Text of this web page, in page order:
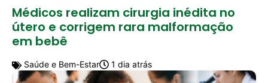
Médicos realizam cirurgia inédita no
útero e corrigem rara malformação
em bebê
Saúde e Bem-Estar 1 dia atrás